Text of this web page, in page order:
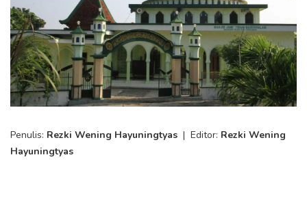
Penulis: Rezki Wening Hayuningtyas | Editor: Rezki Wening
Hayuningtyas